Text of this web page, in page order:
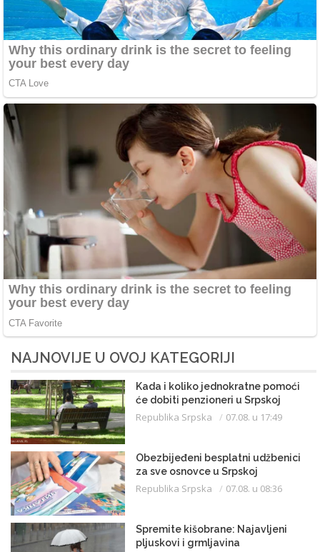
NAJNOVIJE U OVOJ KATEGORIJI
Kada i koliko jednokratne pomoći
će dobiti penzioneri u Srpskoj
Republika Srpska 07.08. u 17:49
Obezbijeđeni besplatni udžbenici
za sve osnovce u Srpskoj
Republika Srpska 07.08. u 08:36
Spremite kišobrane: Najavljeni
pljuskovi i grmljavina